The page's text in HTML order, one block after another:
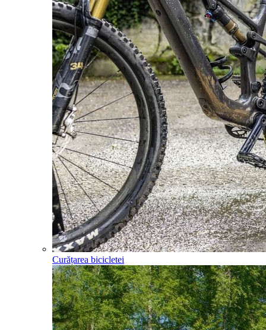
Curățarea bicicletei